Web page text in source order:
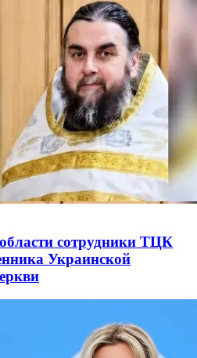
сотрудники ТЦК
Украинской